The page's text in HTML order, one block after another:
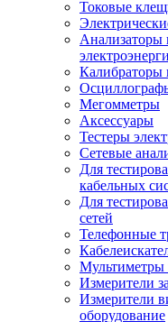
Токовые
Анализаторы
Калибраторы
Мегомметры
Аксессуары
Тестеры
Сетевые
Для
кабельных
Для
сетей
Телефонные
Мультиметры
Измерители
Измерители
оборудование